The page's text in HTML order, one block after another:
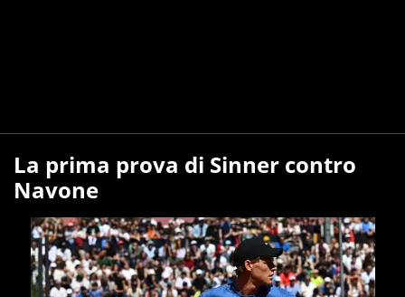
La prima prova di Sinner contro
Navone